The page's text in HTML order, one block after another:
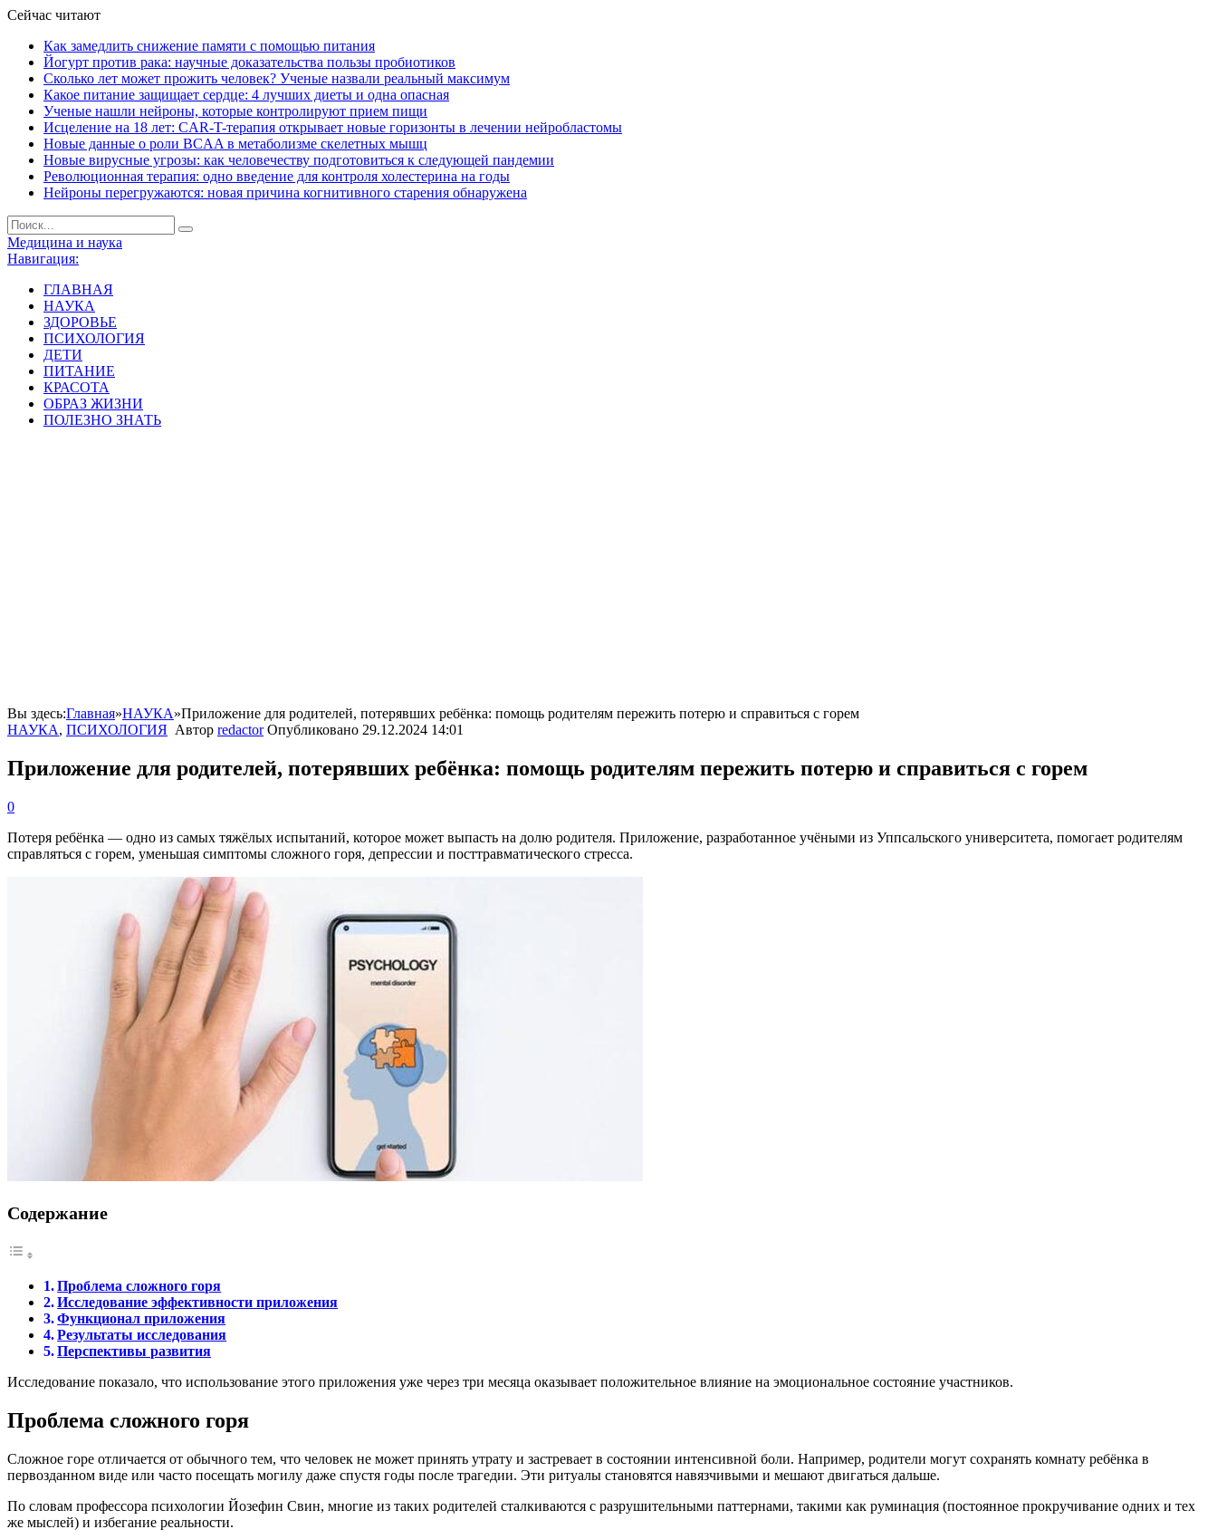
Сейчас читают
Как замедлить снижение памяти с помощью питания
Йогурт против рака: научные доказательства пользы пробиотиков
Сколько лет может прожить человек? Ученые назвали реальный максимум
Какое питание защищает сердце: 4 лучших диеты и одна опасная
Ученые нашли нейроны, которые контролируют прием пищи
Исцеление на 18 лет: CAR-T-терапия открывает новые горизонты в лечении нейробластомы
Новые данные о роли BCAA в метаболизме скелетных мышц
Новые вирусные угрозы: как человечеству подготовиться к следующей пандемии
Революционная терапия: одно введение для контроля холестерина на годы
Нейроны перегружаются: новая причина когнитивного старения обнаружена
Медицина и наука
Навигация:
ГЛАВНАЯ
НАУКА
ЗДОРОВЬЕ
ПСИХОЛОГИЯ
ДЕТИ
ПИТАНИЕ
КРАСОТА
ОБРАЗ ЖИЗНИ
ПОЛЕЗНО ЗНАТЬ
Вы здесь:Главная»НАУКА»Приложение для родителей, потерявших ребёнка: помощь родителям пережить потерю и справиться с горем
НАУКА, ПСИХОЛОГИЯ Автор redactor Опубликовано 29.12.2024 14:01
Приложение для родителей, потерявших ребёнка: помощь родителям пережить потерю и справиться с горем
0
Потеря ребёнка — одно из самых тяжёлых испытаний, которое может выпасть на долю родителя. Приложение, разработанное учёными из Уппсальского университета, помогает родителям
справляться с горем, уменьшая симптомы сложного горя, депрессии и посттравматического стресса.
Содержание
Проблема сложного горя
Исследование эффективности приложения
Функционал приложения
Результаты исследования
Перспективы развития
Исследование показало, что использование этого приложения уже через три месяца оказывает положительное влияние на эмоциональное состояние участников.
Проблема сложного горя
Сложное горе отличается от обычного тем, что человек не может принять утрату и застревает в состоянии интенсивной боли. Например, родители могут сохранять комнату ребёнка в
первозданном виде или часто посещать могилу даже спустя годы после трагедии. Эти ритуалы становятся навязчивыми и мешают двигаться дальше.
По словам профессора психологии Йозефин Свин, многие из таких родителей сталкиваются с разрушительными паттернами, такими как руминация (постоянное прокручивание одних и тех
же мыслей) и избегание реальности.